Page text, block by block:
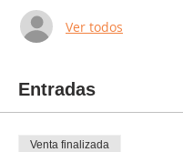
Ver todos
Entradas
Venta finalizada